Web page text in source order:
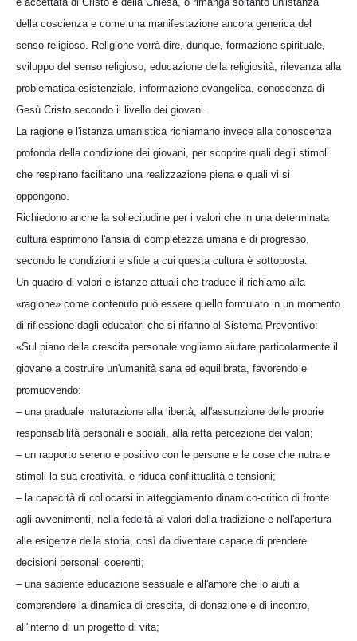
della coscienza e come una manifestazione ancora generica del
senso religioso. Religione vorrà dire, dunque, formazione spirituale,
sviluppo del senso religioso, educazione della religiosità, rilevanza alla
problematica esistenziale, informazione evangelica, conoscenza di
Gesù Cristo secondo il livello dei giovani.
La ragione e l'istanza umanistica richiamano invece alla conoscenza
profonda della condizione dei giovani, per scoprire quali degli stimoli
che respirano facilitano una realizzazione piena e quali vi si
oppongono.
Richiedono anche la sollecitudine per i valori che in una determinata
cultura esprimono l'ansia di completezza umana e di progresso,
secondo le condizioni e sfide a cui questa cultura è sottoposta.
Un quadro di valori e istanze attuali che traduce il richiamo alla
«ragione» come contenuto può essere quello formulato in un momento
di riflessione dagli educatori che si rifanno al Sistema Preventivo:
«Sul piano della crescita personale vogliamo aiutare particolarmente il
giovane a costruire un'umanità sana ed equilibrata, favorendo e
promuovendo:
– una graduale maturazione alla libertà, all'assunzione delle proprie
responsabilità personali e sociali, alla retta percezione dei valori;
– un rapporto sereno e positivo con le persone e le cose che nutra e
stimoli la sua creatività, e riduca conflittualità e tensioni;
– la capacità di collocarsi in atteggiamento dinamico-critico di fronte
agli avvenimenti, nella fedeltà ai valori della tradizione e nell'apertura
alle esigenze della storia, così da diventare capace di prendere
decisioni personali coerenti;
– una sapiente educazione sessuale e all'amore che lo aiuti a
comprendere la dinamica di crescita, di donazione e di incontro,
all'interno di un progetto di vita;